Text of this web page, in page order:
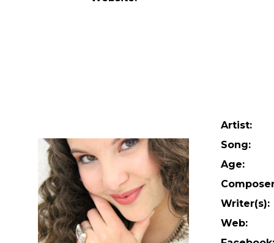
Artist:
Song:
Age:
Writer(s):
Web: